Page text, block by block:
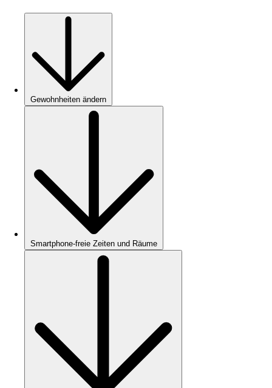
Gewohnheiten ändern
Smartphone-freie Zeiten und Räume